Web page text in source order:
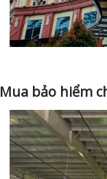
Mua bảo hiểm